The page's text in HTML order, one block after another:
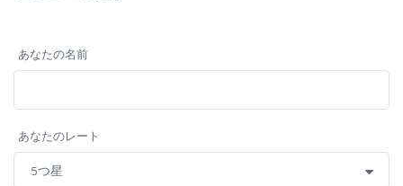
あなたの名前
あなたのレート